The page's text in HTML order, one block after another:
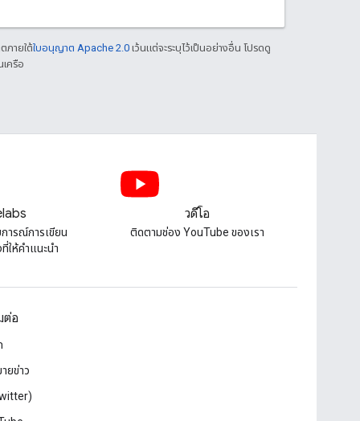
ภายใต้ใบอนุญาต Apache 2.0 เว้นแต่จะระบุไว้เป็นอย่างอื่น โปรดดู
ครือ
ารณ์การเขียน
ให้คําแนะนํา
วิดีโอ
ติดตามช่อง YouTube ของเรา
ต่อ
ยข่าว